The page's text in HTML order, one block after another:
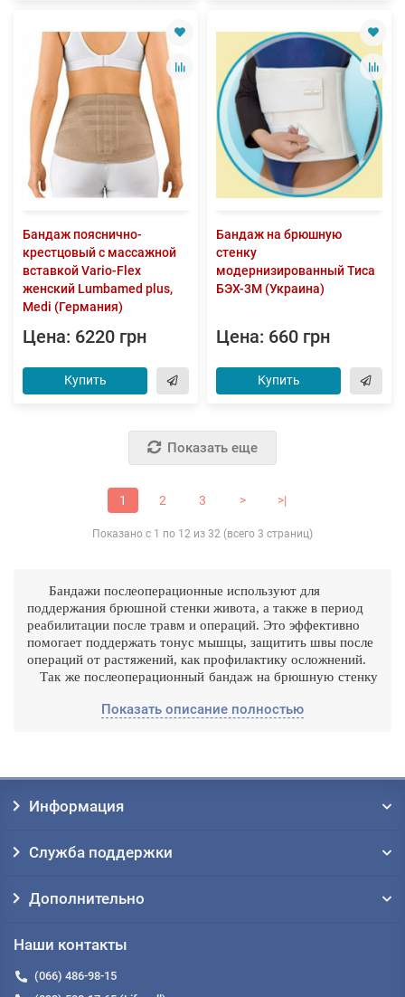
Бандаж пояснично-
крестцовый с массажной
вставкой Vario-Flex
женский Lumbamed plus,
Medi (Германия)
Цена: 6220 грн
Купить
Бандаж на брюшную
стенку
модернизированный Тиса
БЭХ-3М (Украина)
Цена: 660 грн
Купить
Показать еще
1 2 3 > >|
Показано с 1 по 12 из 32 (всего 3 страниц)
Бандажи послеоперационные используют для
поддержания брюшной стенки живота, а также в период
реабилитации после травм и операций. Это эффективно
помогает поддержать тонус мышцы, защитить швы после
операций от растяжений, как профилактику осложнений.
Так же послеоперационный бандаж на брюшную стенку
рубцам, создавать оптимальные условия для скорейшего
появления грыж передней брюшной стенки и
профилактики расхождения мышц живота.
Показать описание полностью
Информация
Служба поддержки
Дополнительно
Наши контакты
(066) 486-98-15